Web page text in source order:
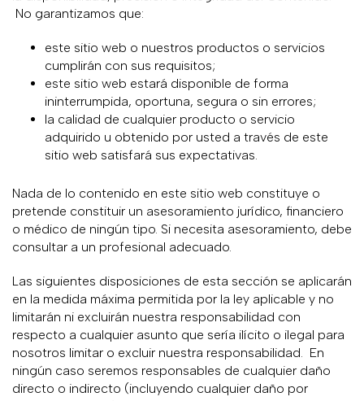
No garantizamos que:
este sitio web o nuestros productos o servicios
cumplirán con sus requisitos;
este sitio web estará disponible de forma
ininterrumpida, oportuna, segura o sin errores;
la calidad de cualquier producto o servicio
adquirido u obtenido por usted a través de este
sitio web satisfará sus expectativas.
Nada de lo contenido en este sitio web constituye o
pretende constituir un asesoramiento jurídico, financiero
o médico de ningún tipo. Si necesita asesoramiento, debe
consultar a un profesional adecuado.
Las siguientes disposiciones de esta sección se aplicarán
en la medida máxima permitida por la ley aplicable y no
limitarán ni excluirán nuestra responsabilidad con
respecto a cualquier asunto que sería ilícito o ilegal para
nosotros limitar o excluir nuestra responsabilidad. En
ningún caso seremos responsables de cualquier daño
directo o indirecto (incluyendo cualquier daño por